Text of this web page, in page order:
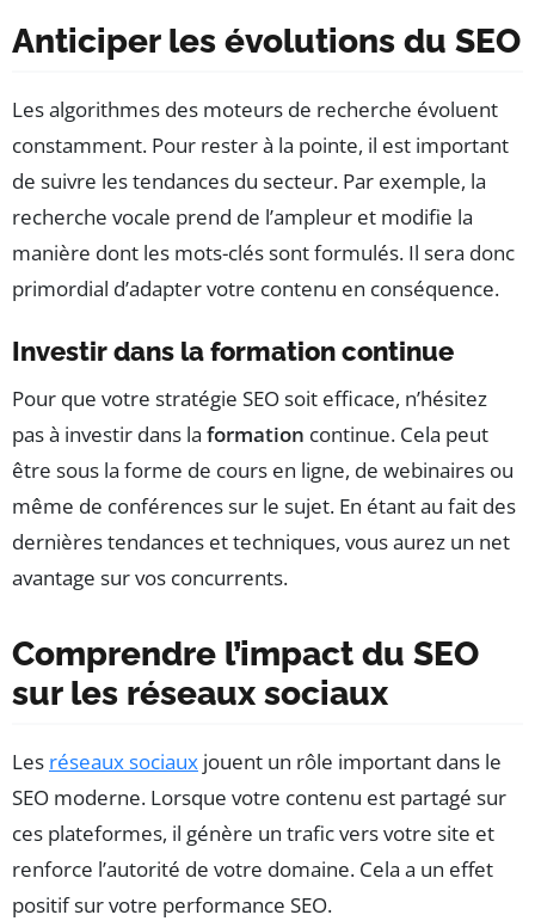
Anticiper les évolutions du SEO
Les algorithmes des moteurs de recherche évoluent
constamment. Pour rester à la pointe, il est important
de suivre les tendances du secteur. Par exemple, la
recherche vocale prend de l’ampleur et modifie la
manière dont les mots-clés sont formulés. Il sera donc
primordial d’adapter votre contenu en conséquence.
Investir dans la formation continue
Pour que votre stratégie SEO soit efficace, n’hésitez
pas à investir dans la formation continue. Cela peut
être sous la forme de cours en ligne, de webinaires ou
même de conférences sur le sujet. En étant au fait des
dernières tendances et techniques, vous aurez un net
avantage sur vos concurrents.
Comprendre l’impact du SEO
sur les réseaux sociaux
Les réseaux sociaux jouent un rôle important dans le
SEO moderne. Lorsque votre contenu est partagé sur
ces plateformes, il génère un trafic vers votre site et
renforce l’autorité de votre domaine. Cela a un effet
positif sur votre performance SEO.